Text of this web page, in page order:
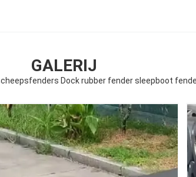
GALERIJ
Dock rubber fender sleepboot